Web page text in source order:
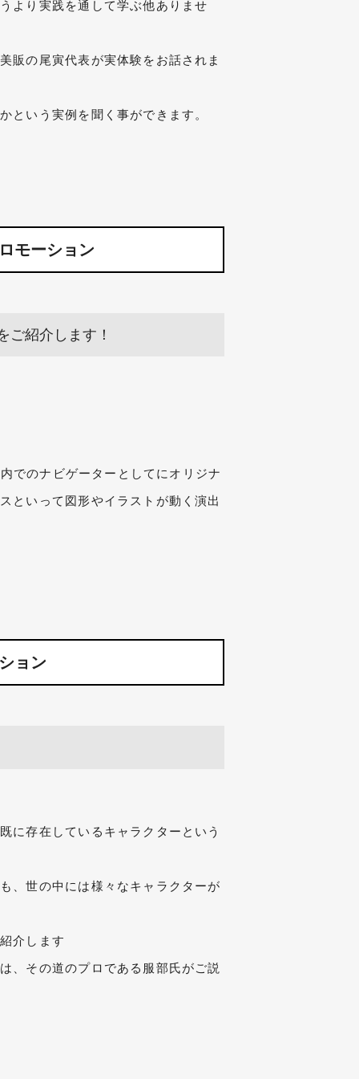
より実践を通して学ぶ他ありませ
販の尾寅代表が実体験をお話されま
という実例を聞く事ができます。
モーション
ご紹介します！
でのナビゲーターとしてにオリジナ
といって図形やイラストが動く演出
ョン
に存在しているキャラクターという
、世の中には様々なキャラクターが
介します
、その道のプロである服部氏がご説